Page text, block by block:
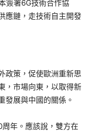
簽署6G技術合作協
應鏈，走技術自主開發
政策，促使歐洲重新思
，市場向東，以取得新
發展與中國的關係。
年。應該說，雙方在